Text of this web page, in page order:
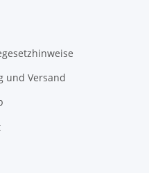
und Versand